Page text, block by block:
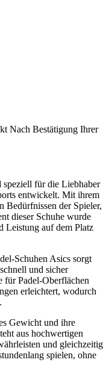
Nach Bestätigung Ihrer
speziell für die Liebhaber
entwickelt. Mit ihrem
Bedürfnissen der Spieler,
dieser Schuhe wurde
Leistung auf dem Platz
Schuhen Asics sorgt
und sicher
für Padel-Oberflächen
erleichtert, wodurch
Gewicht und ihre
aus hochwertigen
und gleichzeitig
spielen, ohne